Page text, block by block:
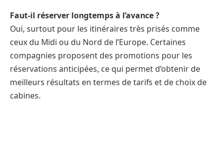
Faut-il réserver longtemps à l’avance ?
Oui, surtout pour les itinéraires très prisés comme
ceux du Midi ou du Nord de l’Europe. Certaines
compagnies proposent des promotions pour les
réservations anticipées, ce qui permet d’obtenir de
meilleurs résultats en termes de tarifs et de choix de
cabines.